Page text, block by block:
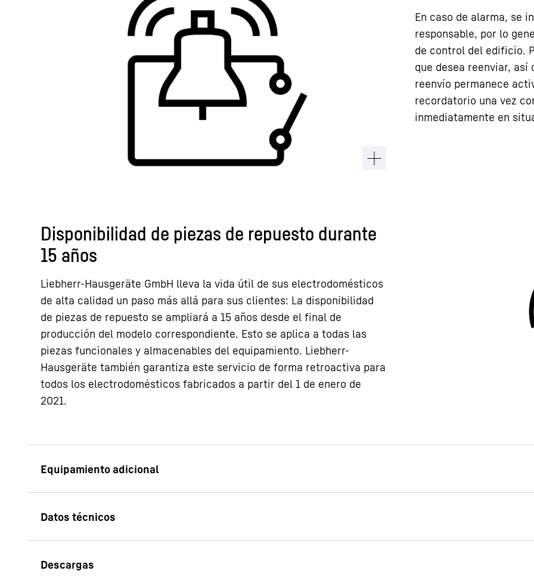
En caso de alarma, se
responsable, por lo
de control del edificio.
que desea reenviar,
reenvío permanece
recordatorio una vez
inmediatamente en
Disponibilidad de piezas de repuesto durante
15 años
Liebherr-Hausgeräte GmbH lleva la vida útil de sus electrodomésticos
de alta calidad un paso más allá para sus clientes: La disponibilidad
de piezas de repuesto se ampliará a 15 años desde el final de
producción del modelo correspondiente. Esto se aplica a todas las
piezas funcionales y almacenables del equipamiento. Liebherr-
Hausgeräte también garantiza este servicio de forma retroactiva para
todos los electrodomésticos fabricados a partir del 1 de enero de
2021.
altura del equipo puede ajustarse a sus